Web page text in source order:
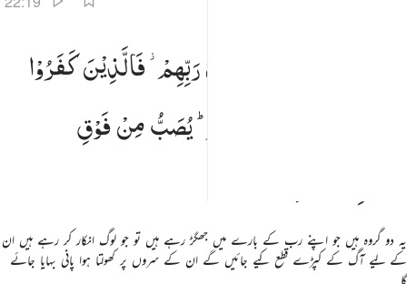
۞ هاذان خصمان اختصموا في ربهم فالذين كفروا قطعت لهم ثياب من نار يصب من فوق رءوسهم الحميم
۞ هَـٰذَانِ خَصْمَانِ ٱخْتَصَمُوا۟ فِى رَبِّهِمْ ۖ فَٱلَّذِينَ كَفَرُوا۟ قُطِّعَتْ لَهُمْ ثِيَابٌۭ مِّن نَّارٍۢ يُصَبُّ مِن
فِیْرَبِّهِمْ ؗ فَالَّذِیْنَكَفَرُوْا
نَّارٍ ؕ یُصَبُّمِنْفَوْقِ
رُءُوْسِهِمُ
الْحَمِیْمُ
یہ دو گروہ ہیں جو اپنے رب کے بارے میں جھگڑ رہے ہیں تو جو لوگ انکار کر رہے ہیں ان
کے لیے آگ کے کپڑے قطع کیے جائیں گے ان کے سروں پر کھولتا ہوا پانی بہایا جائے
گا